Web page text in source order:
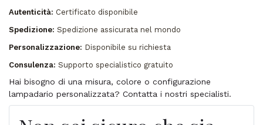
Autenticità: Certificato disponibile
Spedizione: Spedizione assicurata nel mondo
Personalizzazione: Disponibile su richiesta
Consulenza: Supporto specialistico gratuito
Hai bisogno di una misura, colore o configurazione
lampadario personalizzata? Contatta i nostri specialisti.